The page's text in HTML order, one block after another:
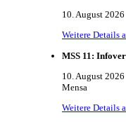
10. August 2026
Weitere Details
MSS 11:
10. August 2026
Mensa
Weitere Details